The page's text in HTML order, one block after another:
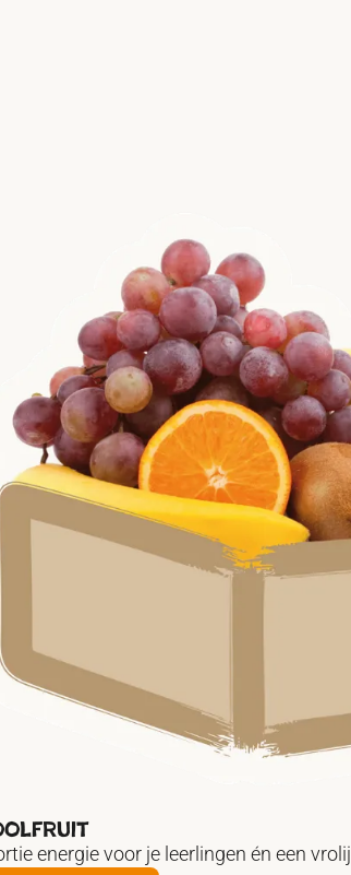
energie voor je leerlingen én een